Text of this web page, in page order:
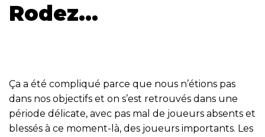
Rodez…
Ça a été compliqué parce que nous n’étions pas
dans nos objectifs et on s’est retrouvés dans une
période délicate, avec pas mal de joueurs absents et
blessés à ce moment-là, des joueurs importants. Les